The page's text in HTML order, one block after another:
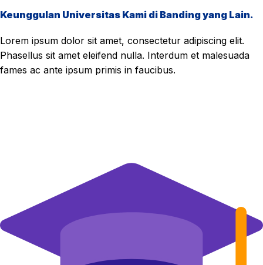
Keunggulan Universitas Kami di Banding yang Lain.
Lorem ipsum dolor sit amet, consectetur adipiscing elit.
Phasellus sit amet eleifend nulla. Interdum et malesuada
fames ac ante ipsum primis in faucibus.